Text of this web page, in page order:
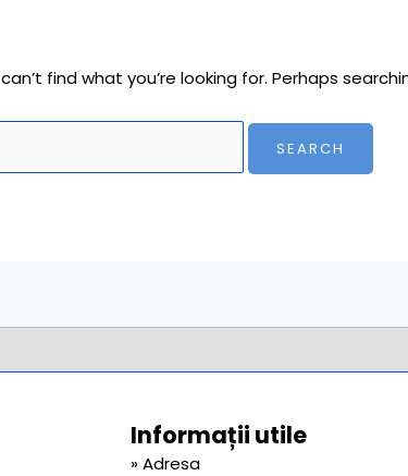
find what you’re looking for. Perhaps
Informații utile
» Adresa